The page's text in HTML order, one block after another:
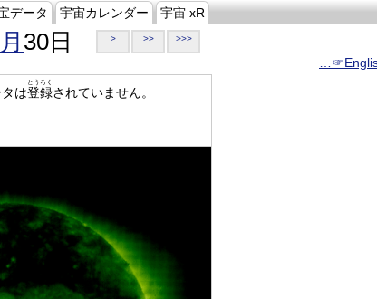
データ 宇宙カレンダー 宇宙 xR
30日 > >> >>>
は登録
とうろく
されていません。